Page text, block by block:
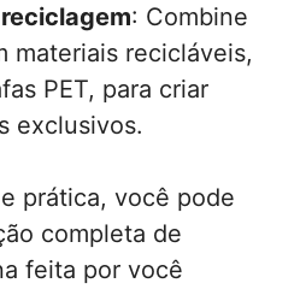
: Combine
materiais recicláveis,
PET, para criar
exclusivos.
prática, você pode
completa de
feita por você